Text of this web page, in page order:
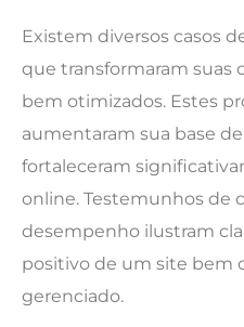
Existem diversos casos
que transformaram suas
bem otimizados. Estes
aumentaram sua base
fortaleceram
online. Testemunhos de
desempenho ilustram
positivo de um site bem
gerenciado.